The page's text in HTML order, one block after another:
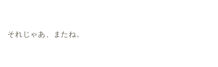
それじゃあ、またね。